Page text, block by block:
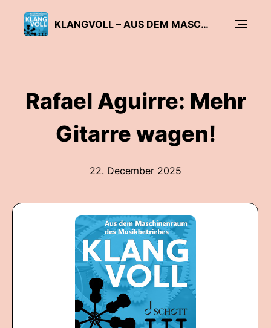
KLANGVOLL – AUS DEM MASCHINENRAUM DES MUSIKBETRIEBES
Rafael Aguirre: Mehr
Gitarre wagen!
22. December 2025